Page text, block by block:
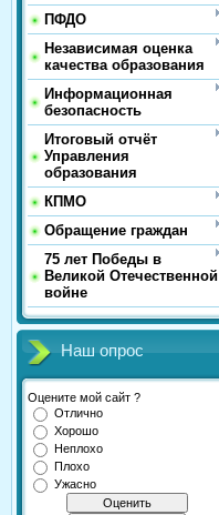
ПФДО
Независимая оценка
качества образования
Информационная
безопасность
Итоговый отчёт
Управления
образования
КПМО
Обращение граждан
75 лет Победы в
Великой Отечественной
войне
Наш опрос
Оцените мой сайт ?
Отлично
Хорошо
Неплохо
Плохо
Ужасно